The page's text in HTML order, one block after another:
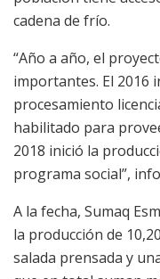
cadena de frío.
“Año a año, el
importantes. El 2016
procesamiento
habilitado para
2018 inició la
programa social”,
A la fecha, Sumaq
la producción de
salada prensada y